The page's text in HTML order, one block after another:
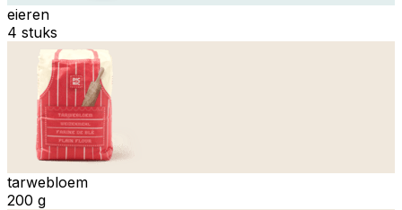
eieren
4 stuks
tarwebloem
200 g